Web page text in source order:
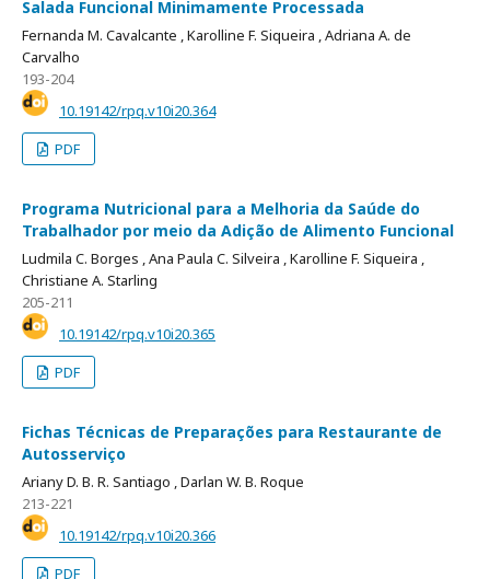
Salada Funcional Minimamente Processada
Fernanda M. Cavalcante ,Karolline F. Siqueira ,Adriana A. de
Carvalho
193-204
10.19142/rpq.v10i20.364
PDF
Programa Nutricional para a Melhoria da Saúde do
Trabalhador por meio da Adição de Alimento Funcional
Ludmila C. Borges ,Ana Paula C. Silveira ,Karolline F. Siqueira ,
Christiane A. Starling
205-211
10.19142/rpq.v10i20.365
PDF
Fichas Técnicas de Preparações para Restaurante de
Autosserviço
Ariany D. B. R. Santiago ,Darlan W. B. Roque
213-221
10.19142/rpq.v10i20.366
PDF